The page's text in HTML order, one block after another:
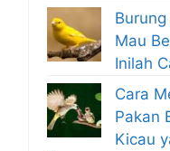
Mau
Inilah
Cara
Pakan
Kicau